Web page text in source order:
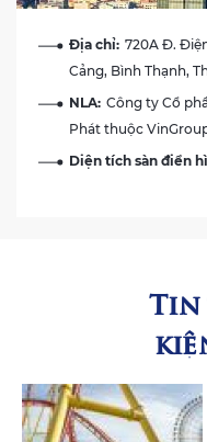
Địa chỉ: 720A Đ.
Cảng, Bình Thạnh,
NLA: Công ty Cổ
Phát thuộc
Diện tích sàn điển
Tin